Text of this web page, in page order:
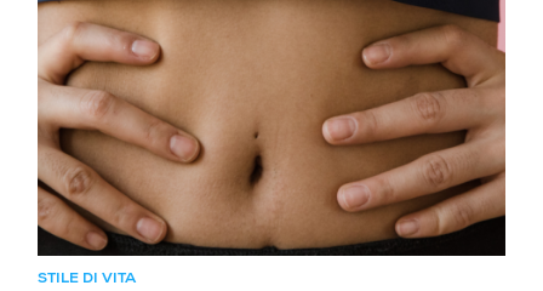
STILE DI VITA